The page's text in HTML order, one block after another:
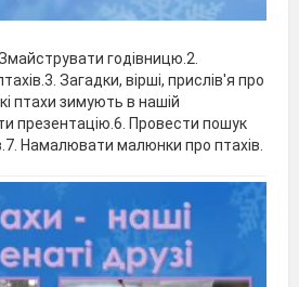
годівницю.2.
Загадки, вірші, прислів'я про
птахи зимують в нашій
презентацію.6. Провести пошук
Намалювати малюнки про птахів.